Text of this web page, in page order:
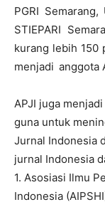
PGRI
STIEPARI
kurang lebih 150
menjadi anggota
APJI juga
guna untuk
Jurnal Indonesia
jurnal Indonesia
1. Asosiasi Ilmu
Indonesia